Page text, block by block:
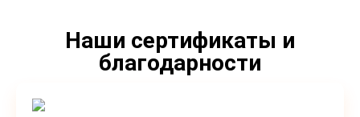
Наши сертификаты и
благодарности